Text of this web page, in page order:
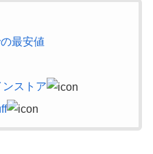
最安値
ンストア